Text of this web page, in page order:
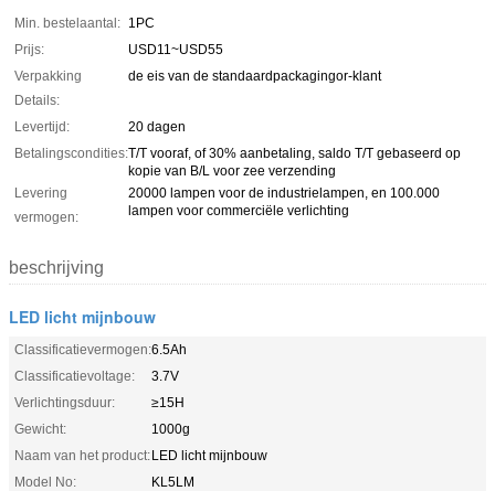
Min. bestelaantal: 1PC
Prijs:
USD11~USD55
Verpakking
Details:
de eis van de standaardpackagingor-klant
Levertijd:
20 dagen
Betalingscondities:T/T vooraf, of 30% aanbetaling, saldo T/T gebaseerd op
kopie van B/L voor zee verzending
Levering
vermogen:
20000 lampen voor de industrielampen, en 100.000
lampen voor commerciële verlichting
beschrijving
LED licht mijnbouw
Classificatievermogen:6.5Ah
Classificatievoltage:
3.7V
Verlichtingsduur:
≥15H
Gewicht:
1000g
Naam van het product:LED licht mijnbouw
Model No:
KL5LM